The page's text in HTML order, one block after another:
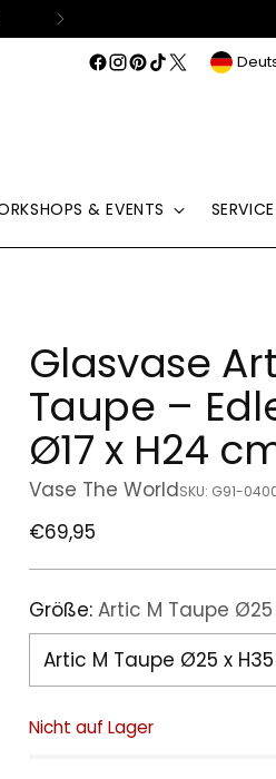
& EVENTS SERVICE
Glasvase
Taupe –
Ø17 x H24
Vase The WorldSKU: G91-
Regulärer
€69,95
Größe: Artic M Taupe
Nicht auf Lager